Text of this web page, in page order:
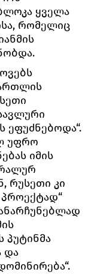
ყველა
რომელიც
ეფუძნებოდა“.
უფრო
იმის
რუსეთი კი
პუტინმა
და